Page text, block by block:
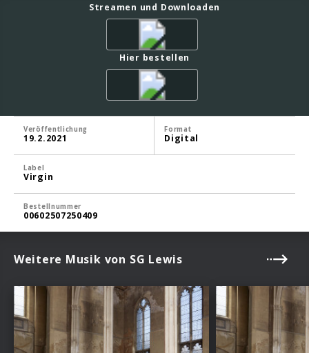
Streamen und Downloaden
Hier bestellen
Veröffentlichung
19.2.2021
Format
Digital
Label
Virgin
Bestellnummer
00602507250409
Weitere Musik von SG Lewis